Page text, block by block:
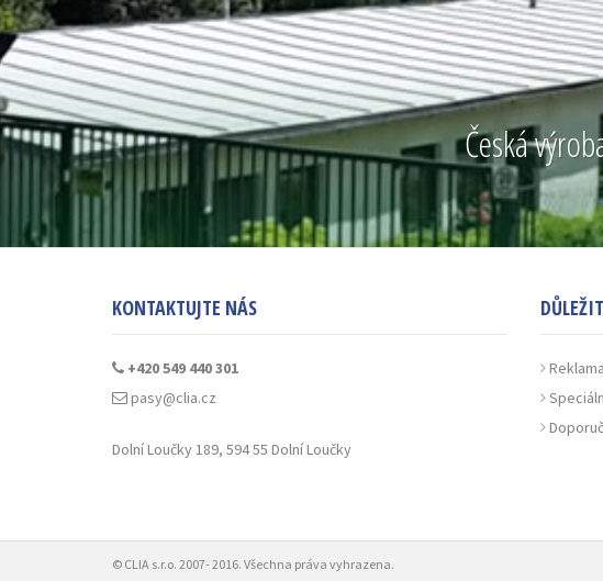
Česká
KONTAKTUJTE NÁS
+420 549 440 301
pasy@clia.cz
Dolní Loučky 189, 594 55 Dolní Loučky
© CLIA s.r.o. 2007- 2016. Všechna práva vyhrazena.